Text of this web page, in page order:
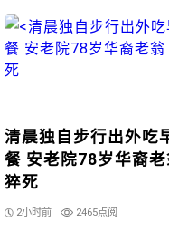
清晨独自步行出外吃
餐 安老院78岁华裔老
猝死
2小时前 2465点阅